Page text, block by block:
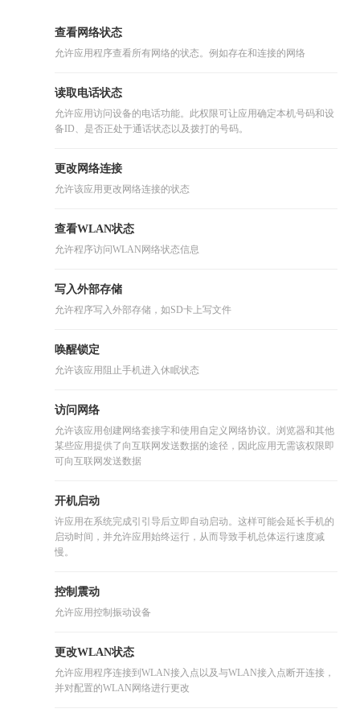
查看网络状态
允许应用程序查看所有网络的状态。例如存在和连接的网络
读取电话状态
允许应用访问设备的电话功能。此权限可让应用确定本机号码和设
备ID、是否正处于通话状态以及拨打的号码。
更改网络连接
允许该应用更改网络连接的状态
查看WLAN状态
允许程序访问WLAN网络状态信息
写入外部存储
允许程序写入外部存储，如SD卡上写文件
唤醒锁定
允许该应用阻止手机进入休眠状态
访问网络
允许该应用创建网络套接字和使用自定义网络协议。浏览器和其他
某些应用提供了向互联网发送数据的途径，因此应用无需该权限即
可向互联网发送数据
开机启动
许应用在系统完成引引导后立即自动启动。这样可能会延长手机的
启动时间，并允许应用始终运行，从而导致手机总体运行速度减
慢。
控制震动
允许应用控制振动设备
更改WLAN状态
允许应用程序连接到WLAN接入点以及与WLAN接入点断开连接，
并对配置的WLAN网络进行更改